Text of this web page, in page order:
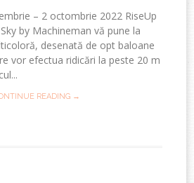
– 2 octombrie 2022 RiseUp
by Machineman vă pune la
desenată de opt baloane
vor efectua ridicări la peste 20 m
READING →